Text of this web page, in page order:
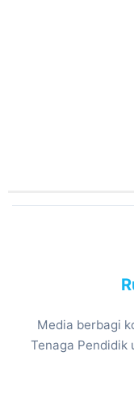
Media berbagi
Tenaga Pendidik